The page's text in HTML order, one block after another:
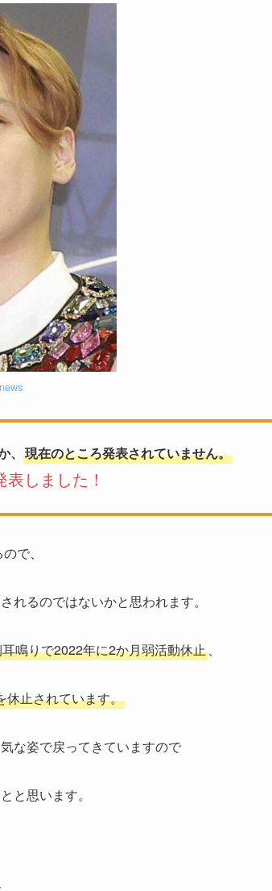
現在のところ発表されていません。
しました！
で、
れるのではないかと思われます。
鳴りで2022年に2か月弱活動休止
休止されています。
な姿で戻ってきていますので
と思います。